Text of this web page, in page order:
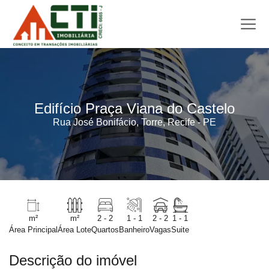
Edifício Praça Viana do Castelo
Rua José Bonifácio, Torre, Recife - PE
m²
Área Principal
m²
Área Lote
2 - 2
Quartos
1 - 1
Banheiro
2 - 2
Vagas
1 - 1
Suite
Descrição do imóvel